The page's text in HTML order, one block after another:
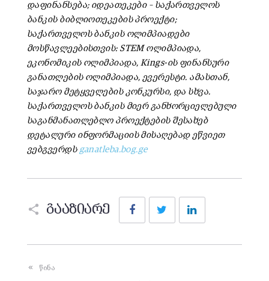
დაფინანსება; იდეათეკები – საქართველოს
ბანკის ბიბლიოთეკების პროექტი;
საქართველოს ბანკის ოლიმპიადები
მოსწავლეებისთვის: STEM ოლიმპიადა,
ეკონომიკის ოლიმპიადა, Kings-ის ფინანსური
განათლების ოლიმპიადა, ევერესტი. ამასთან,
საჯარო მეტყველების კონკურსი, და სხვა.
საქართველოს ბანკის მიერ განხორციელებული
საგანმანათლებლო პროექტების შესახებ
დეტალური ინფორმაციის მისაღებად ეწვიეთ
ვებგვერდს ganatleba.bog.ge
გააზიარე
FacebookTwitter
წინა